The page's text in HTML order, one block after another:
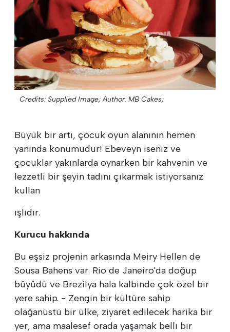
Credits: Supplied Image; Author: MB Cakes;
Büyük bir artı, çocuk oyun alanının hemen
yanında konumudur! Ebeveyn iseniz ve
çocuklar yakınlarda oynarken bir kahvenin ve
lezzetli bir şeyin tadını çıkarmak istiyorsanız
kullan
ışlıdır.
Kurucu hakkında
Bu eşsiz projenin arkasında Meiry Hellen de
Sousa Bahens var. Rio de Janeiro'da doğup
büyüdü ve Brezilya hala kalbinde çok özel bir
yere sahip. - Zengin bir kültüre sahip
olağanüstü bir ülke, ziyaret edilecek harika bir
yer, ama maalesef orada yaşamak belli bir